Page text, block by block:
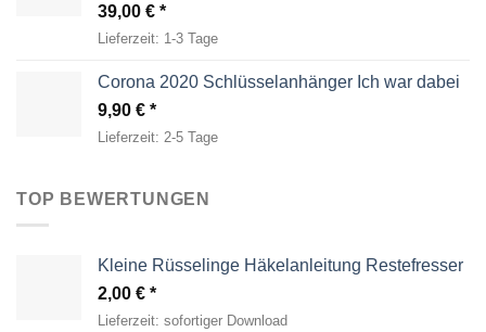
39,00 €
Lieferzeit: 1-3 Tage
Corona 2020 Schlüsselanhänger Ich war dabei
9,90 €
Lieferzeit: 2-5 Tage
TOP BEWERTUNGEN
Kleine Rüsselinge Häkelanleitung Restefresser
2,00 €
Lieferzeit: sofortiger Download